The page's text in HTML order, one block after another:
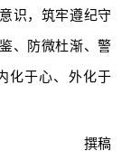
识，筑牢遵纪守
、防微杜渐、警
化于心、外化于